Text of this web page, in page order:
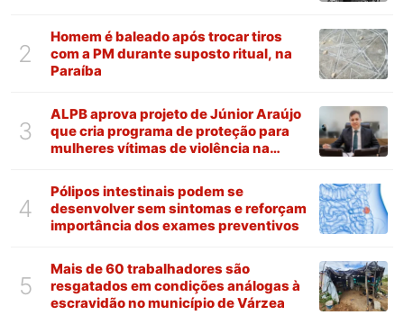
2
Homem é baleado após trocar tiros
com a PM durante suposto ritual, na
Paraíba
3
ALPB aprova projeto de Júnior Araújo
que cria programa de proteção para
mulheres vítimas de violência na
4
Pólipos intestinais podem se
desenvolver sem sintomas e reforçam
importância dos exames preventivos
5
Mais de 60 trabalhadores são
resgatados em condições análogas à
escravidão no município de Várzea